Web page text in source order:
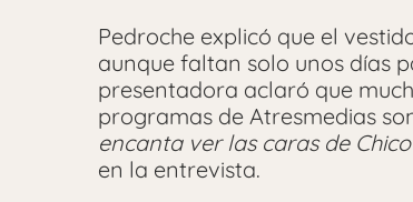
Pedroche explicó que el
aunque faltan solo unos días
presentadora aclaró que
programas de Atresmedias
encanta ver las caras de
en la entrevista.